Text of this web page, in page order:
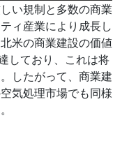
い規制と多数の商業
ィ産業により成長し
米の商業建設の価値
しており、これは将
したがって、商業建
気処理市場でも同様